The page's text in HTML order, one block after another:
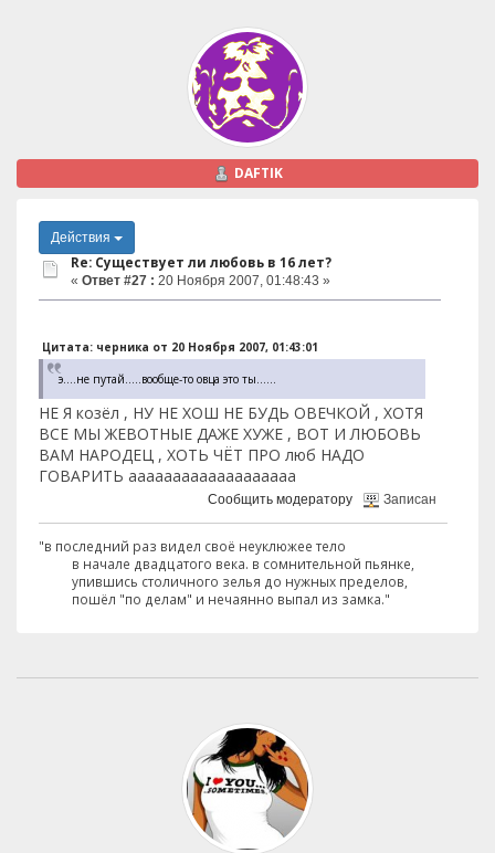
DAFTIK
Действия
Re: Существует ли любовь в 16 лет?
« Ответ #27 : 20 Ноября 2007, 01:48:43 »
Цитата: черника от 20 Ноября 2007, 01:43:01
э....не путай.....вообще-то овца это ты......
НЕ Я козёл , НУ НЕ ХОШ НЕ БУДЬ ОВЕЧКОЙ , ХОТЯ
ВСЕ МЫ ЖЕВОТНЫЕ ДАЖЕ ХУЖЕ , ВОТ И ЛЮБОВЬ
ВАМ НАРОДЕЦ , ХОТЬ ЧЁТ ПРО люб НАДО
ГОВАРИТЬ ааааааааааааааааааа
Сообщить модератору Записан
"в последний раз видел своё неуклюжее тело
в начале двадцатого века. в сомнительной пьянке,
упившись столичного зелья до нужных пределов,
пошёл "по делам" и нечаянно выпал из замка."